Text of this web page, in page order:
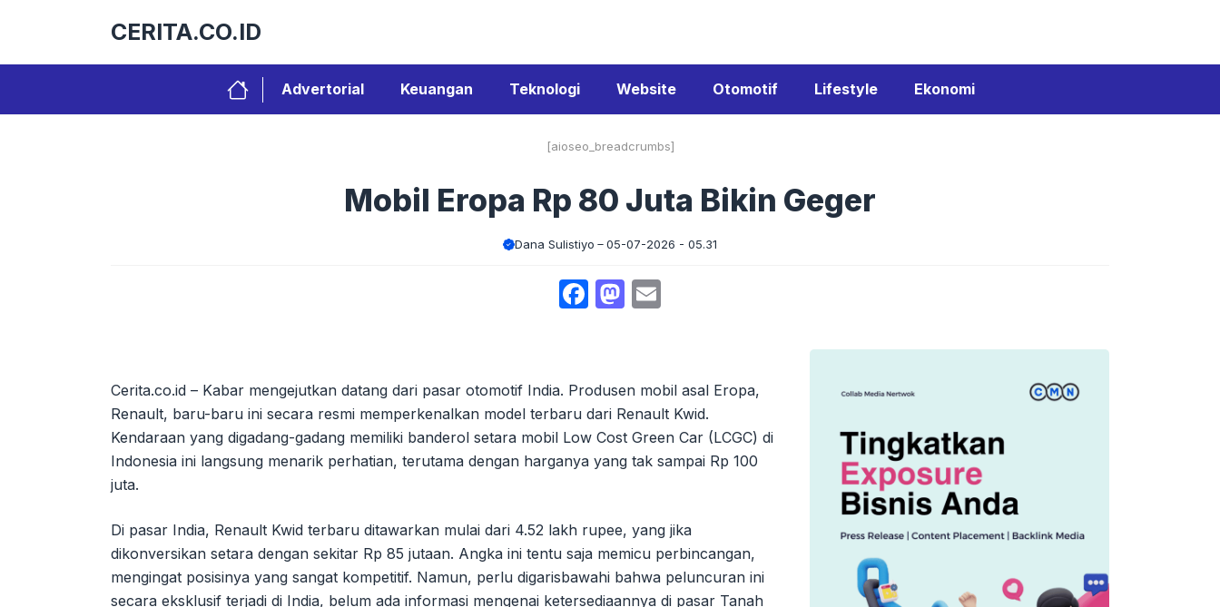
CERITA.CO.ID
Advertorial Keuangan Teknologi Website Otomotif Lifestyle Ekonomi
[aioseo_breadcrumbs]
Mobil Eropa Rp 80 Juta Bikin Geger
Dana Sulistiyo 05-07-2026 - 05.31
Facebook
Mastodon
Cerita.co.id – Kabar mengejutkan datang dari pasar otomotif India. Produsen mobil asal Eropa,
Renault, baru-baru ini secara resmi memperkenalkan model terbaru dari Renault Kwid.
Kendaraan yang digadang-gadang memiliki banderol setara mobil Low Cost Green Car (LCGC) di
Indonesia ini langsung menarik perhatian, terutama dengan harganya yang tak sampai Rp 100
juta.
Di pasar India, Renault Kwid terbaru ditawarkan mulai dari 4.52 lakh rupee, yang jika
dikonversikan setara dengan sekitar Rp 85 jutaan. Angka ini tentu saja memicu perbincangan,
mengingat posisinya yang sangat kompetitif. Namun, perlu digarisbawahi bahwa peluncuran ini
secara eksklusif terjadi di India, belum ada informasi mengenai ketersediaannya di pasar Tanah